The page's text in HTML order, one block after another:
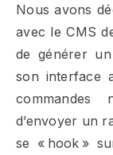
Nous avons
avec le CMS
de générer
son interface
d’envoyer un
se « hook »